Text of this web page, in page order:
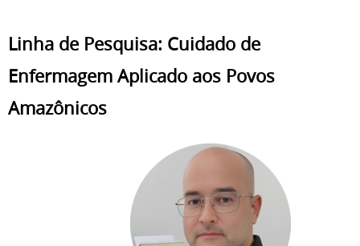
Linha de Pesquisa: Cuidado de
Enfermagem Aplicado aos Povos
Amazônicos